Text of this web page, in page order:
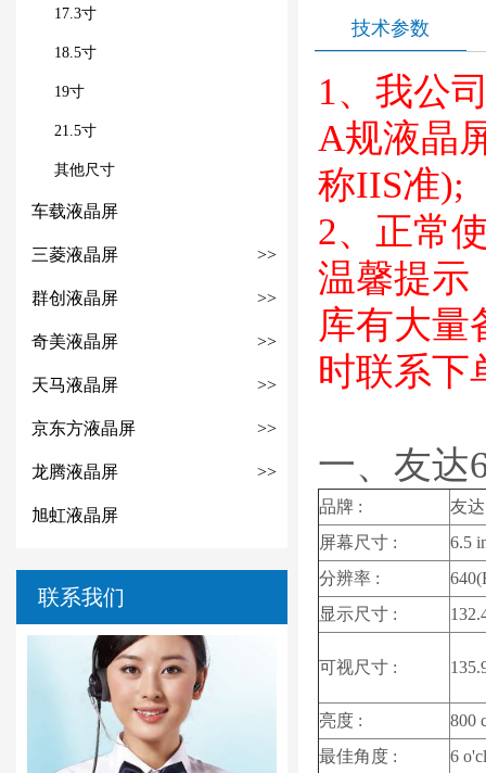
17.3寸
18.5寸
19寸
21.5寸
其他尺寸
车载液晶屏
三菱液晶屏 >>
群创液晶屏 >>
奇美液晶屏 >>
天马液晶屏 >>
京东方液晶屏 >>
龙腾液晶屏 >>
旭虹液晶屏
联系我们
技术参数
1、我公
A规液晶
称IIS准);
2、正常
温馨提示
库有大量
时联系下
一、友达
品牌 :
友
屏幕尺寸 :
6.5
分辨率 :
显示尺寸 :
可视尺寸 :
亮度 :
800
最佳角度 :
6